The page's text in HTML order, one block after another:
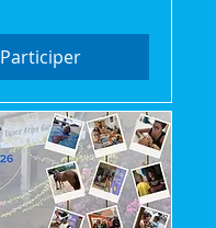
Participer